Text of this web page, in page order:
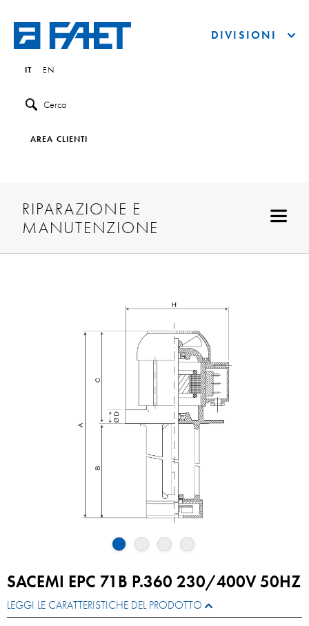
IT EN
Cerca
AREA CLIENTI
DIVISIONI
RIPARAZIONE E
MANUTENZIONE
SACEMI EPC 71B P.360 230/400V 50HZ
LEGGI LE CARATTERISTICHE DEL PRODOTTO